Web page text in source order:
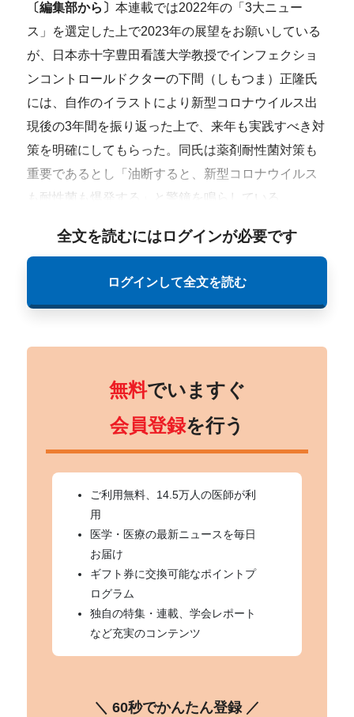
〔編集部から〕本連載では2022年の「3大ニュー
ス」を選定した上で2023年の展望をお願いしている
が、日本赤十字豊田看護大学教授でインフェクショ
ンコントロールドクターの下間（しもつま）正隆氏
には、自作のイラストにより新型コロナウイルス出
現後の3年間を振り返った上で、来年も実践すべき対
策を明確にしてもらった。同氏は薬剤耐性菌対策も
重要であるとし「油断すると、新型コロナウイルス
も耐性菌も爆発する」と警鐘を鳴らしている。
全文を読むにはログインが必要です
ログインして全文を読む
無料でいますぐ
会員登録を行う
ご利用無料、14.5万人の医師が利
用
医学・医療の最新ニュースを毎日
お届け
ギフト券に交換可能なポイントプ
ログラム
独自の特集・連載、学会レポート
など充実のコンテンツ
＼ 60秒でかんたん登録 ／